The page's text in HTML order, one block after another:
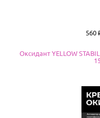
560
Оксидант YELLOW